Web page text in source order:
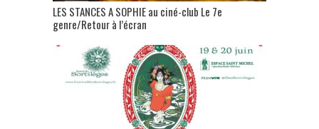
LES STANCES A SOPHIE au ciné-club Le 7e
genre/Retour à l’écran